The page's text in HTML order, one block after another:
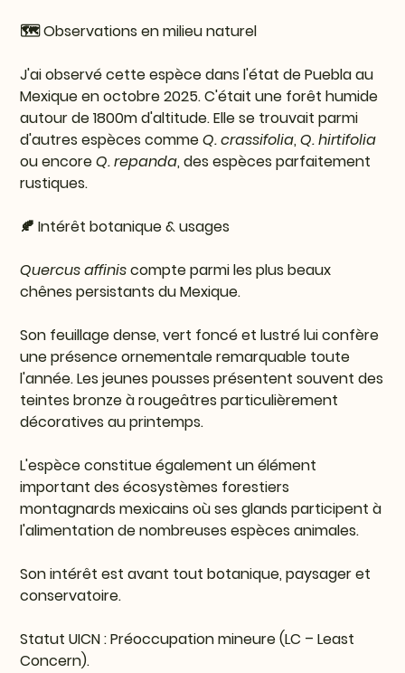
🗺️ Observations en milieu naturel
J'ai observé cette espèce dans l'état de Puebla au
Mexique en octobre 2025. C'était une forêt humide
autour de 1800m d'altitude. Elle se trouvait parmi
d'autres espèces commeQ. crassifolia,Q. hirtifolia
ou encoreQ. repanda, des espèces parfaitement
rustiques.
🍂 Intérêt botanique & usages
Quercus affiniscompte parmi les plus beaux
chênes persistants du Mexique.
Son feuillage dense, vert foncé et lustré lui confère
une présence ornementale remarquable toute
l'année. Les jeunes pousses présentent souvent des
teintes bronze à rougeâtres particulièrement
décoratives au printemps.
L'espèce constitue également un élément
important des écosystèmes forestiers
montagnards mexicains où ses glands participent à
l'alimentation de nombreuses espèces animales.
Son intérêt est avant tout botanique, paysager et
conservatoire.
Statut UICN : Préoccupation mineure (LC – Least
Concern).